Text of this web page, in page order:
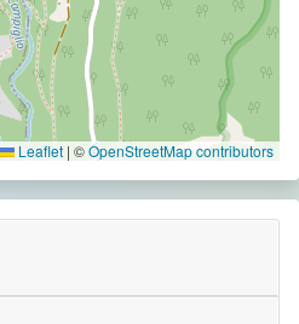
Leaflet | ©OpenStreetMap contributors